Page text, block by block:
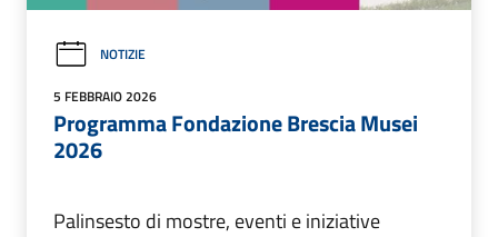
NOTIZIE
5 FEBBRAIO 2026
Programma Fondazione Brescia Musei
2026
Palinsesto di mostre, eventi e iniziative